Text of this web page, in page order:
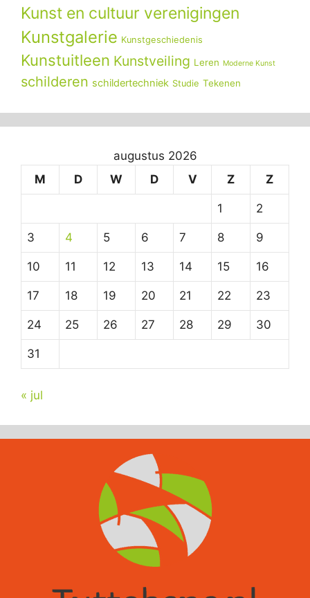
Kunst en cultuur verenigingen
Kunstgalerie Kunstgeschiedenis
Kunstuitleen Kunstveiling Leren Moderne Kunst
schilderen schildertechniek Studie Tekenen
augustus 2026
M
D W D V Z Z
1 2
3 4 5 6 7 8 9
10 11 12 13 14 15 16
17 18 19 20 21 22 23
24 25 26 27 28 29 30
31
« jul